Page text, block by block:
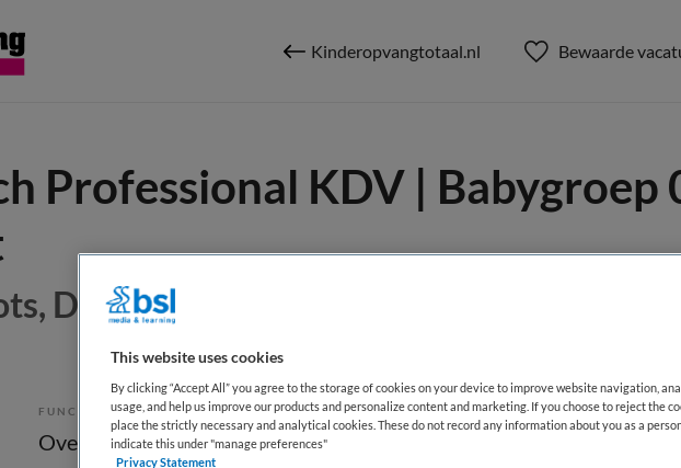
Kinderopvangtotaal.nl Bewaarde
Professional KDV |
Den Haag
FUNCTIE
Overige beroepen
BRANCHE
KDV
AANSTELLING
This website uses cookies
By clicking “Accept All” you agree to the storage of cookies on your device to improve website navigation,
usage, and help us improve our products and personalize content and marketing. If you choose to reject the
place the strictly necessary and analytical cookies. These do not record any information about you as a
indicate this under "manage preferences"
Privacy Statement